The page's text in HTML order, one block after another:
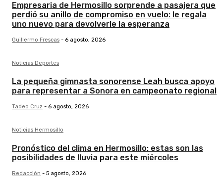
Empresaria de Hermosillo sorprende a pasajera que
perdió su anillo de compromiso en vuelo: le regala
uno nuevo para devolverle la esperanza
Guillermo Frescas - 6 agosto, 2026
Noticias Deportes
La pequeña gimnasta sonorense Leah busca apoyo
para representar a Sonora en campeonato regional
Tadeo Cruz - 6 agosto, 2026
Noticias Hermosillo
Pronóstico del clima en Hermosillo: estas son las
posibilidades de lluvia para este miércoles
Redacción - 5 agosto, 2026